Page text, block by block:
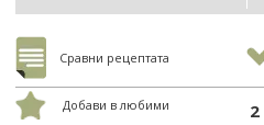
Сравни рецептата
Добави в любими 2